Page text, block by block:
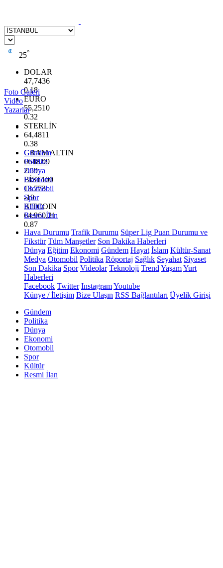
25°
DOLAR
47,7436
0.18
EURO
55,2510
0.32
STERLİN
64,4811
0.38
GRAM ALTIN
6648.99
2.59
BİST100
13.773
-19
BITCOIN
64.960,21
0.87
Foto Galeri
Video
Yazarlar
Gündem
Politika
Dünya
Ekonomi
Otomobil
Spor
Kültür
Resmi İlan
Hava Durumu Trafik Durumu Süper Lig Puan Durumu ve
Fikstür Tüm Manşetler Son Dakika Haberleri
Dünya Eğitim Ekonomi Gündem Hayat İslam Kültür-Sanat
Medya Otomobil Politika Röportaj Sağlık Seyahat Siyaset
Son Dakika Spor Videolar Teknoloji Trend YaşamYurt
Haberleri
Facebook Twitter InstagramYoutube
Künye / İletişim Bize Ulaşın RSS Bağlantıları Üyelik Girişi
Gündem
Politika
Dünya
Ekonomi
Otomobil
Spor
Kültür
Resmi İlan